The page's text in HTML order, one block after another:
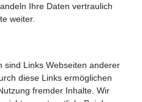
Ihre Daten vertraulich
weiter.
sind Links Webseiten anderer
diese Links ermöglichen
fremder Inhalte. Wir